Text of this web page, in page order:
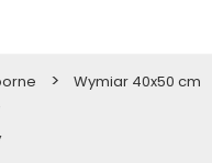
> Wymiar 40x50 cm